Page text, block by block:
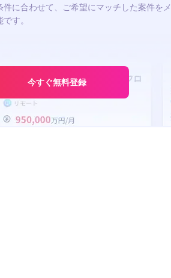
に合わせて、ご希望にマッチした案件を
す。
今すぐ無料登録